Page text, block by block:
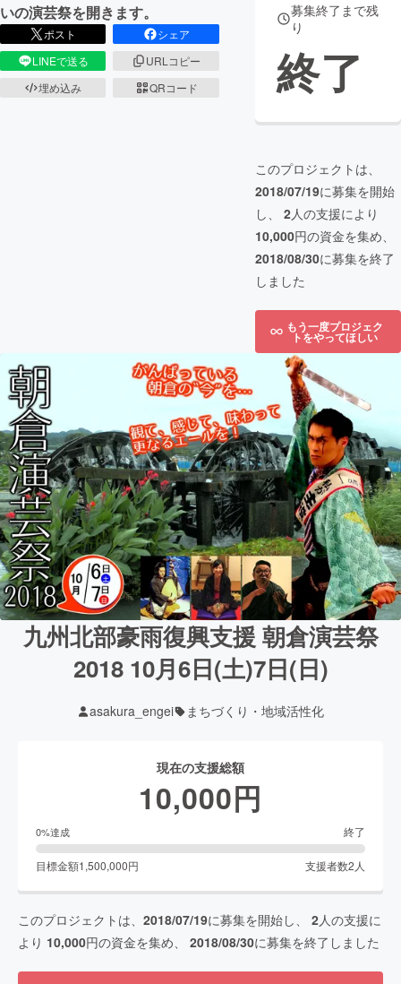
いの演芸祭を開きます。
ポスト
シェア
LINEで送る
URLコピー
埋め込み
QRコード
募集終了まで残
り
終了
このプロジェクトは、
2018/07/19に募集を開始
し、 2人の支援により
10,000円の資金を集め、
2018/08/30に募集を終了
しました
もう一度プロジェク
トをやってほしい
九州北部豪雨復興支援 朝倉演芸祭
2018 10月6日(土)7日(日)
asakura_engei まちづくり・地域活性化
現在の支援総額
10,000円
0%達成 終了
目標金額1,500,000円 支援者数2 人
このプロジェクトは、 2018/07/19に募集を開始し、 2人の支援に
より 10,000円の資金を集め、 2018/08/30に募集を終了しました